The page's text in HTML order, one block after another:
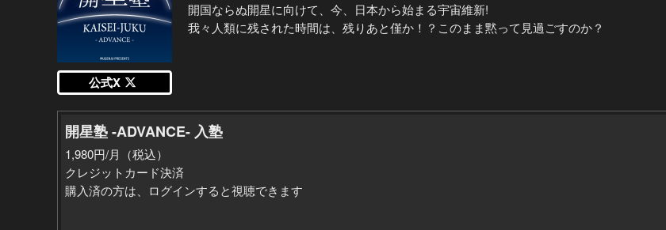
公式X
開国ならぬ開星に向けて、今、日本から始まる宇宙維新!
我々人類に残された時間は、残りあと僅か！？このまま黙って見過ごすのか？
開星塾 -ADVANCE- 入塾
1,980円/月（税込）
クレジットカード決済
購入済の方は、ログインすると視聴できます